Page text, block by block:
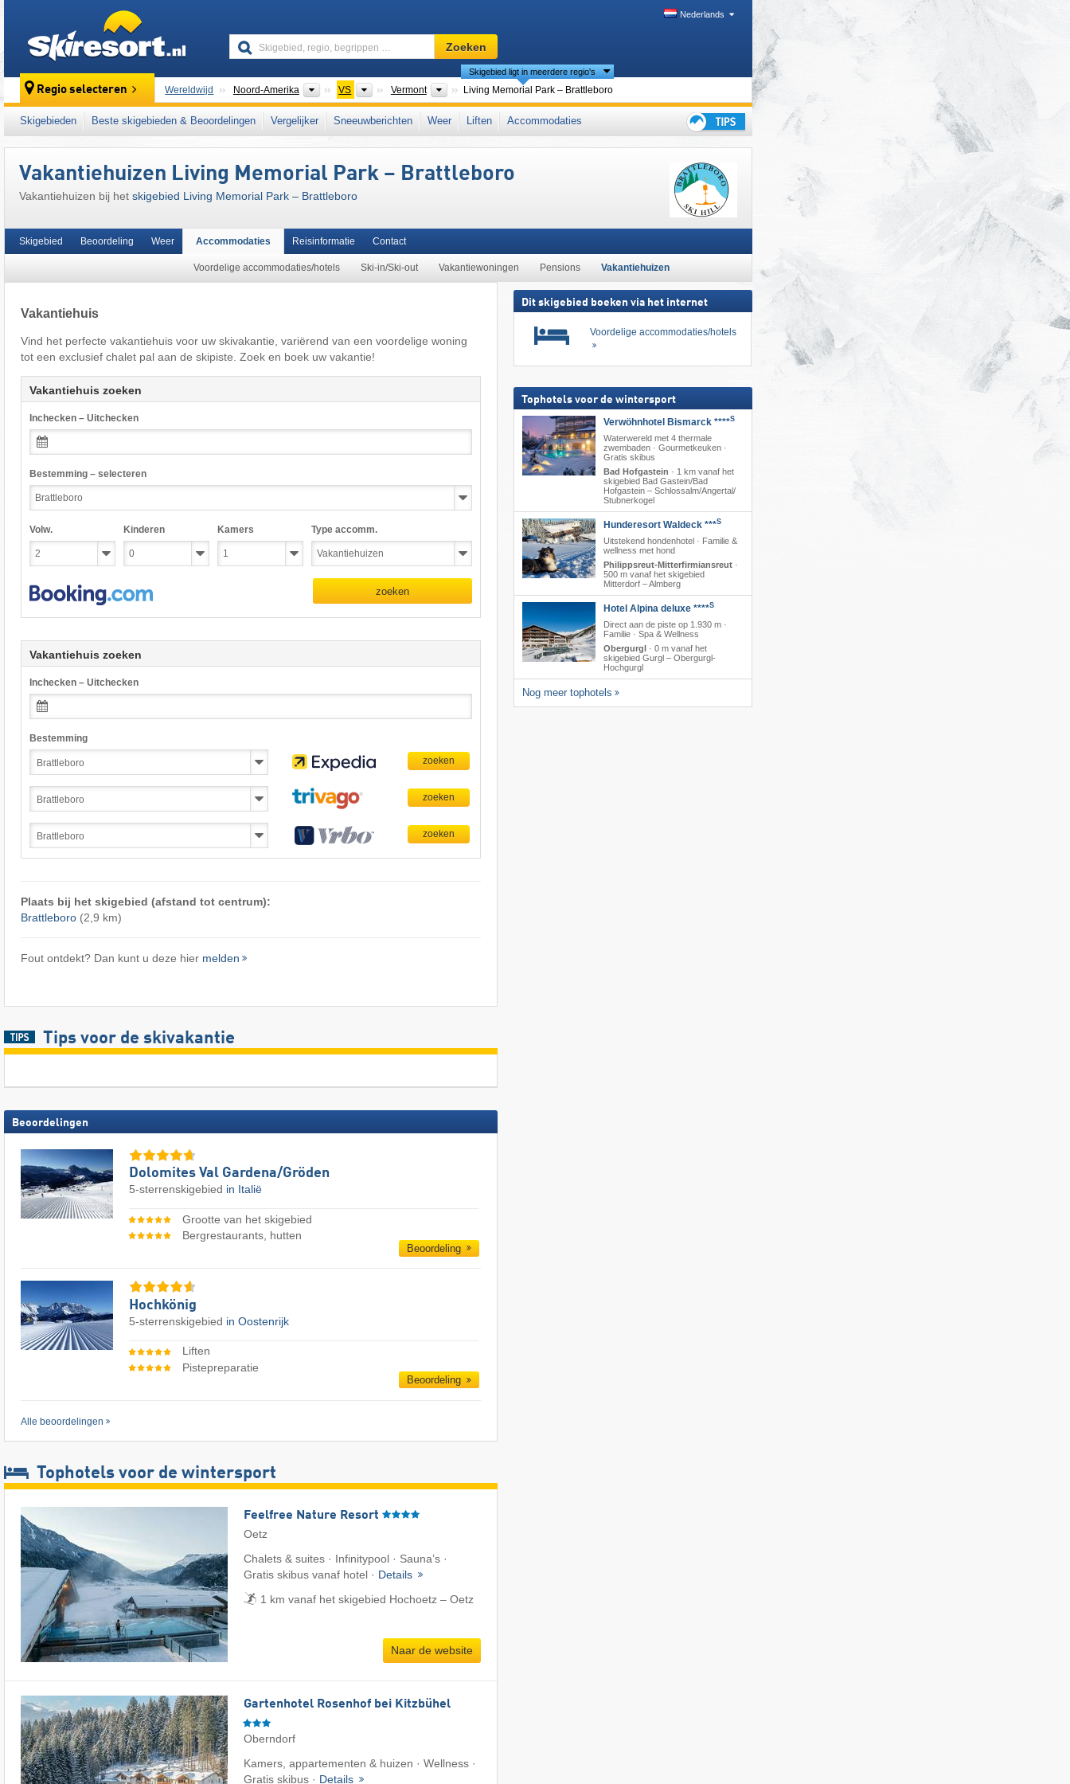
Nederlands
Skigebied,
regio,
begrippen
…
Zoeken
Regio selecteren Wereldwijd Noord-Amerika Continenten
VS LandenVermont Deelstaten
Skigebied ligt in meerdere regio's
Living Memorial Park – Brattleboro
Dit skigebied ligt ook in: Green Mountains New England noordelijke Appalachen Northeastern United States Appalachen,
Eastern United States
Skigebieden Beste skigebieden & Beoordelingen Vergelijker Sneeuwberichten Weer Liften
Accommodaties
de
skivakantie
Vakantiehuizen Living Memorial Park – Brattleboro
Vakantiehuizen bij het skigebied Living Memorial Park – Brattleboro
Skigebied Beoordeling Weer Accommodaties
Voordelige accommodaties/hotels Ski-in/Ski-out Vakantiewoningen Pensions Vakantiehuizen
Reisinformatie Contact
Vakantiehuis
Vind het perfecte vakantiehuis voor uw skivakantie, variërend van een voordelige woning
tot een exclusief chalet pal aan de skipiste. Zoek en boek uw vakantie!
Vakantiehuis zoeken
Inchecken – Uitchecken
Bestemming – selecteren
Volw. Kinderen Kamers Type accomm.
zoeken
Vakantiehuis zoeken
Inchecken – Uitchecken
Bestemming
Plaats bij het skigebied (afstand tot centrum):
Brattleboro(2,9 km)
Fout ontdekt? Dan kunt u deze hier melden
Tips voor de skivakantie
Beoordelingen
Dolomites Val Gardena/​Gröden
5-sterrenskigebied in Italië
Grootte van het skigebied
Bergrestaurants, hutten
Beoordeling
Hochkönig
5-sterrenskigebied in Oostenrijk
Liften
Pistepreparatie
Beoordeling
Alle beoordelingen
Tophotels voor de wintersport
Feelfree Nature Resort
Oetz
Chalets & suites · Infinitypool · Sauna’s ·
Gratis skibus vanaf hotel · Details
1 km vanaf het skigebied Hochoetz – Oetz
Naar de website
Gartenhotel Rosenhof bei Kitzbühel
Oberndorf
Kamers, appartementen & huizen · Wellness ·
Gratis skibus · Details
Dit skigebied boeken via het internet
Voordelige accommodaties/hotels
Tophotels voor de wintersport
Verwöhnhotel Bismarck ****S
Waterwereld met 4 thermale
zwembaden · Gourmetkeuken ·
Gratis skibus
Bad Hofgastein · 1 km vanaf het
skigebied Bad Gastein/​Bad
Hofgastein – Schlossalm/​Angertal/​
Stubnerkogel
Hunderesort Waldeck ***S
Uitstekend hondenhotel · Familie &
wellness met hond
Philippsreut-Mitterfirmiansreut·
500 m vanaf het skigebied
Mitterdorf – Almberg
Hotel Alpina deluxe ****S
Direct aan de piste op 1.930 m ·
Familie · Spa & Wellness
Obergurgl· 0 m vanaf het
skigebied Gurgl – Obergurgl-
Hochgurgl
Nog meer tophotels